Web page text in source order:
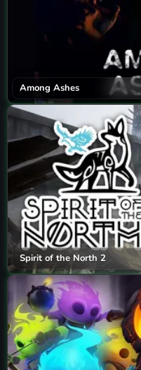
Among Ashes
Spirit of the North 2